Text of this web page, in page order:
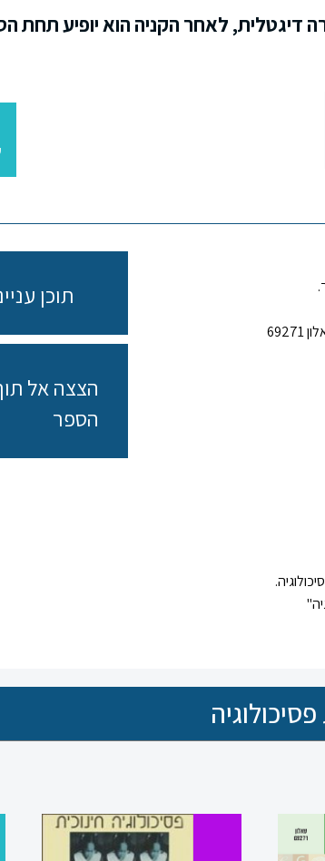
דיגטלית, לאחר הקניה הוא יופיע תחת
תוכן
הצצה אל
הספר